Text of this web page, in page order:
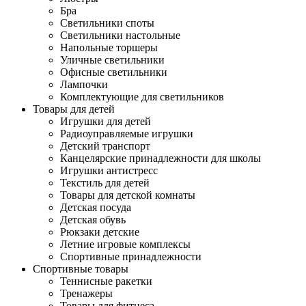
Бра
Светильники споты
Светильники настольные
Напольные торшеры
Уличные светильники
Офисные светильники
Лампочки
Комплектующие для светильников
Товары для детей
Игрушки для детей
Радиоуправляемые игрушки
Детский транспорт
Канцелярские принадлежности для школы
Игрушки антистресс
Текстиль для детей
Товары для детской комнаты
Детская посуда
Детская обувь
Рюкзаки детские
Летние игровые комплексы
Спортивные принадлежности
Спортивные товары
Теннисные ракетки
Тренажеры